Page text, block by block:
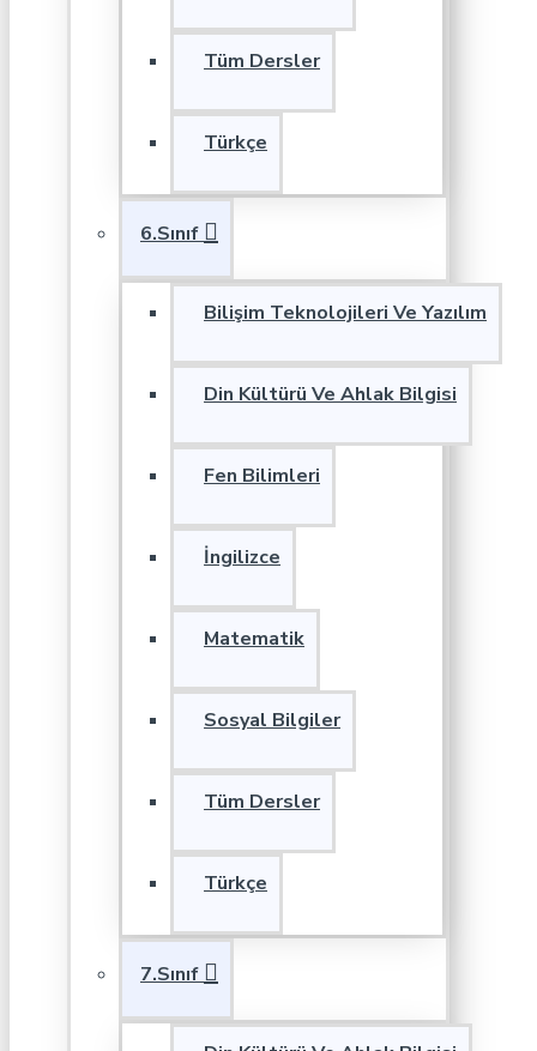
Tüm Dersler
Türkçe
6.Sınıf
Bilişim Teknolojileri Ve Yazılım
Din Kültürü Ve Ahlak Bilgisi
Fen Bilimleri
İngilizce
Matematik
Sosyal Bilgiler
Tüm Dersler
Türkçe
7.Sınıf